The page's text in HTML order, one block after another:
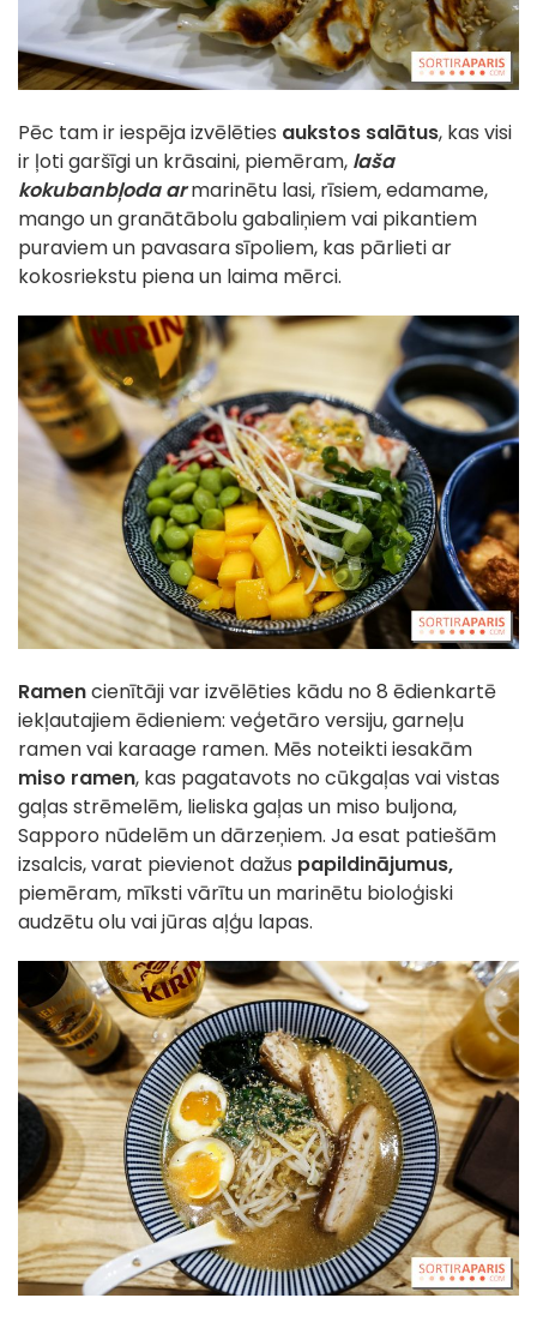
Pēc tam ir iespēja izvēlēties aukstos salātus, kas visi
ir ļoti garšīgi un krāsaini, piemēram, laša
kokubanbļoda armarinētu lasi, rīsiem, edamame,
mango un granātābolu gabaliņiem vai pikantiem
puraviem un pavasara sīpoliem, kas pārlieti ar
kokosriekstu piena un laima mērci.
Ramencienītāji var izvēlēties kādu no 8 ēdienkartē
iekļautajiem ēdieniem: veģetāro versiju, garneļu
ramen vai karaage ramen. Mēs noteikti iesakām
miso ramen, kas pagatavots no cūkgaļas vai vistas
gaļas strēmelēm, lieliska gaļas un miso buljona,
Sapporo nūdelēm un dārzeņiem. Ja esat patiešām
izsalcis, varat pievienot dažus papildinājumus,
piemēram, mīksti vārītu un marinētu bioloģiski
audzētu olu vai jūras aļģu lapas.